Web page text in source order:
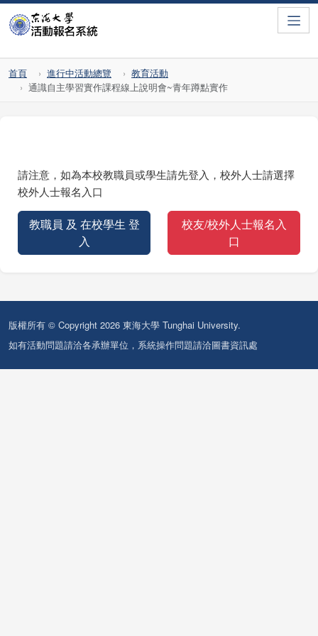
首頁 進行中活動總覽
教育活動
通識自主學習實作課程線上說明會~青年蹲點實作
請注意，如為本校教職員或學生請先登入，校外人士請選擇
校外人士報名入口
教職員 及 在校學生 登
入
校友/校外人士報名入
口
版權所有 © Copyright 2026 東海大學 Tunghai University.
如有活動問題請洽各承辦單位，系統操作問題請洽圖書資訊處